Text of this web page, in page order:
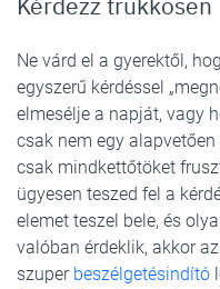
Ne várd el a gyerektől,
egyszerű kérdéssel
elmesélje a napját, vagy
csak nem egy
csak mindkettőtöket
ügyesen teszed fel a
elemet teszel bele, és
valóban érdeklik, akkor
szuper beszélgetésindító